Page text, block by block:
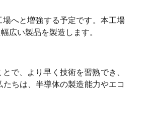
へと増強する予定です。本工場
広い製品を製造します。
で、より早く技術を習熟でき、
ちは、半導体の製造能力やエコ